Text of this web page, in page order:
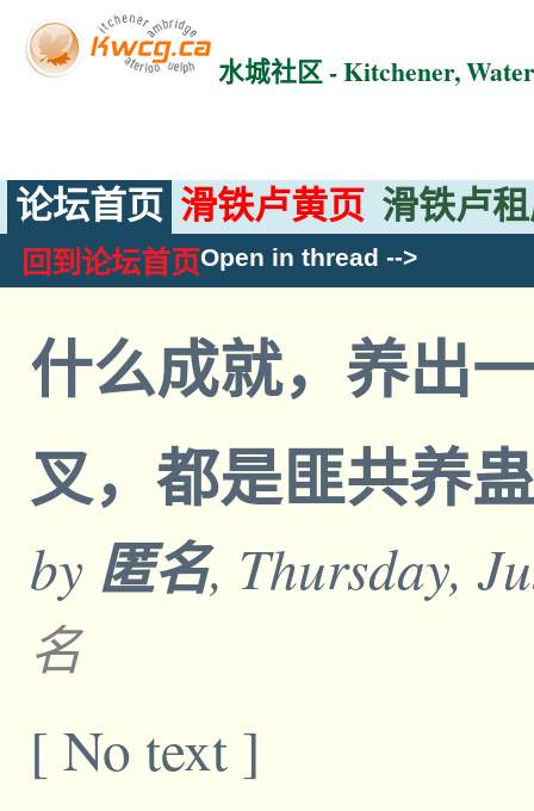
水城社区 - Kitchener,
论坛首页 滑铁卢黄页 滑铁卢
回到论坛首页Open in thread -->
什么成就，养出
叉，都是匪共养
by 匿名, Thursday,
名
[ No text ]